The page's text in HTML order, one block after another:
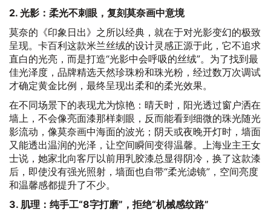
2. 光影：柔光不刺眼，复刻莫奈画中意境
莫奈的《印象日出》之所以经典，就在于对光影变幻的极致
呈现。卡百利这款米兰丝绒的设计灵感正源于此，它不追求
直白的光亮，而是打造“光影中会呼吸的丝绒”。为了找到最
佳光泽度，品牌精选天然珍珠粉和珠光粉，经过数万次调试
才确定黄金比例，最终呈现出柔和的柔光效果。
在不同场景下的表现尤为惊艳：晴天时，阳光透过窗户洒在
墙上，不会像亮面漆那样刺眼，反而能看到细微的珠光随光
影流动，像莫奈画中海面的波光；阴天或夜晚开灯时，墙面
又能透出温润的光泽，让空间瞬间变得温馨。上海业主王女
士说，她家北向客厅以前用乳胶漆总显得阴冷，换了这款漆
后，即使没有强光照射，墙面也自带“柔光滤镜”，空间亮度
和温馨感都提升了不少。
3. 肌理：纯手工“8字打磨”，拒绝“机械感纹路”